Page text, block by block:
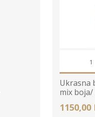
Ukrasna
mix boja/
1150,00